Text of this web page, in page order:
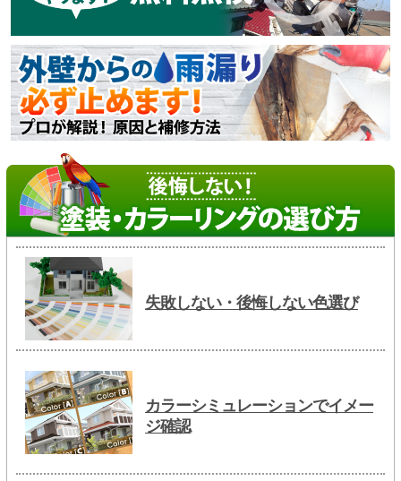
失敗しない・後悔しない色選び
カラーシミュレーションでイメー
ジ確認